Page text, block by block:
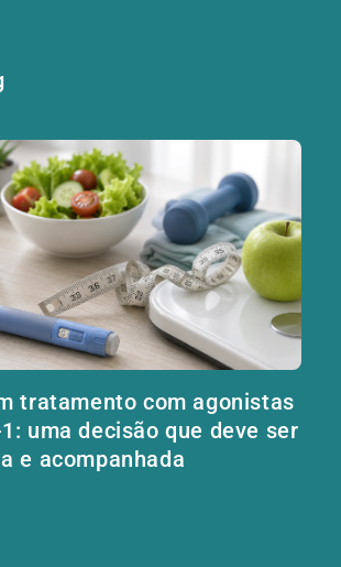
tratamento com agonistas
uma decisão que deve ser
e acompanhada